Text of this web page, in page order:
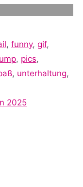
,funny,gif,
, pics,
, unterhaltung,
2025